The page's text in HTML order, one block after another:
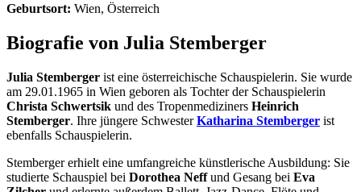
Geburtsort: Wien, Österreich
Biografie von Julia Stemberger
Julia Stemberger ist eine österreichische Schauspielerin. Sie wurde
am 29.01.1965 in Wien geboren als Tochter der Schauspielerin
Christa Schwertsik und des Tropenmediziners Heinrich
Stemberger. Ihre jüngere SchwesterKatharina Stemberger ist
ebenfalls Schauspielerin.
Stemberger erhielt eine umfangreiche künstlerische Ausbildung: Sie
studierte Schauspiel bei Dorothea Neffund Gesang bei Eva